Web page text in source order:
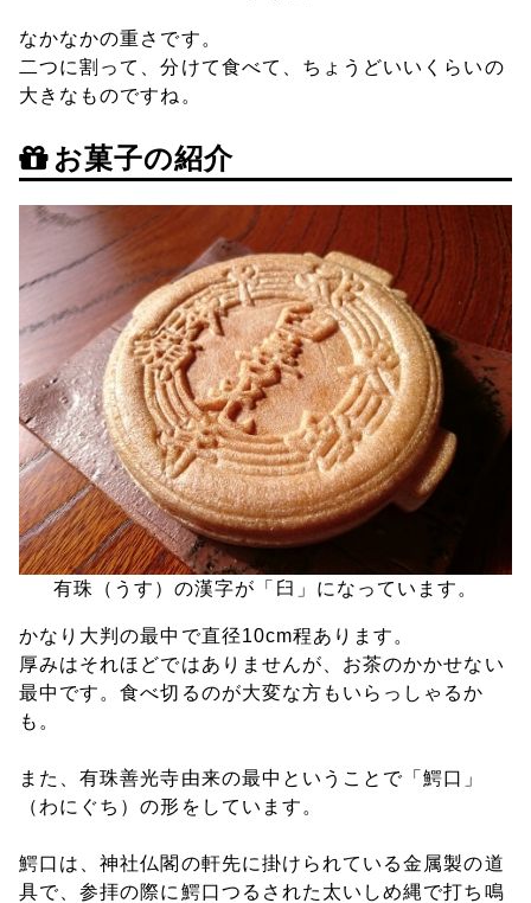
なかなかの重さです。
二つに割って、分けて食べて、ちょうどいいくらいの
大きなものですね。
お菓子の紹介
有珠（うす）の漢字が「臼」になっています。
かなり大判の最中で直径10cm程あります。
厚みはそれほどではありませんが、お茶のかかせない
最中です。食べ切るのが大変な方もいらっしゃるか
も。
また、有珠善光寺由来の最中ということで「鰐口」
（わにぐち）の形をしています。
鰐口は、神社仏閣の軒先に掛けられている金属製の道
具で、参拝の際に鰐口つるされた太いしめ縄で打ち鳴